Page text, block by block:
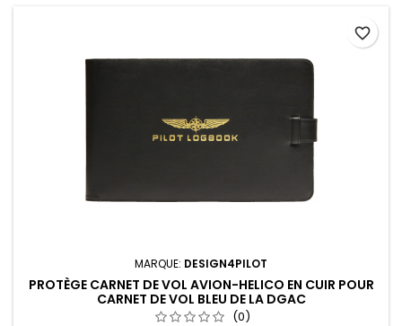
MARQUE: DESIGN4PILOT
PROTÈGE CARNET DE VOL AVION-HELICO EN CUIR POUR
CARNET DE VOL BLEU DE LA DGAC
(0)
favorite_border